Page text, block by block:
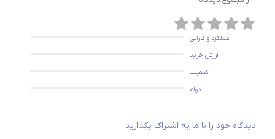
عملکرد و کارایی
ارزش خرید
کیفیت
دوام
دیدگاه خود را با ما به اشتراک بگذارید